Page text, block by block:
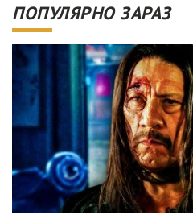
ПОПУЛЯРНО ЗАРАЗ